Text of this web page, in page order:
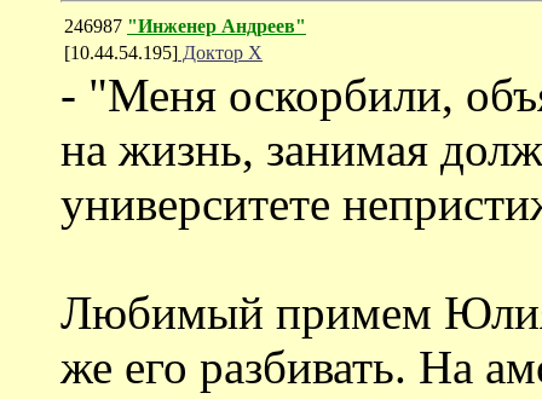
246987 "Инженер Андреев"
[10.44.54.195] Доктор Х
- "Меня оскорбили,
на жизнь, занимая
университете
Любимый примем Юлия
же его разбивать. На